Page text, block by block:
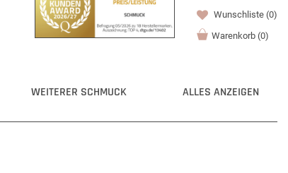
Wunschliste (0)
Warenkorb (0)
WEITERER SCHMUCK ALLES ANZEIGEN